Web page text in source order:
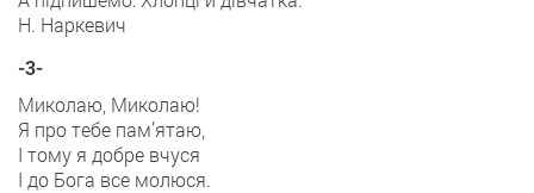
Н. Наркевич
-3-
Миколаю, Миколаю!
Я про тебе пам’ятаю,
І тому я добре вчуся
І до Бога все молюся.